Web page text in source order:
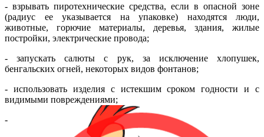
- взрывать пиротехнические средства, если в опасной зоне
(радиус ее указывается на упаковке) находятся люди,
животные, горючие материалы, деревья, здания, жилые
постройки, электрические провода;
- запускать салюты с рук, за исключение хлопушек,
бенгальских огней, некоторых видов фонтанов;
- использовать изделия с истекшим сроком годности и с
видимыми повреждениями;
-